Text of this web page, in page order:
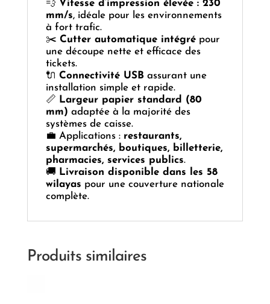
💨 Vitesse d’impression élevée : 230
mm/s, idéale pour les environnements
à fort trafic.
✂️ Cutter automatique intégrépour
une découpe nette et efficace des
tickets.
🔌 Connectivité USBassurant une
installation simple et rapide.
📏 Largeur papier standard (80
mm) adaptée à la majorité des
systèmes de caisse.
💼 Applications : restaurants,
supermarchés, boutiques, billetterie,
pharmacies, services publics.
🚚 Livraison disponible dans les 58
wilayas pour une couverture nationale
complète.
Produits similaires